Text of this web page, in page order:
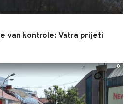
van kontrole: Vatra prijeti
0